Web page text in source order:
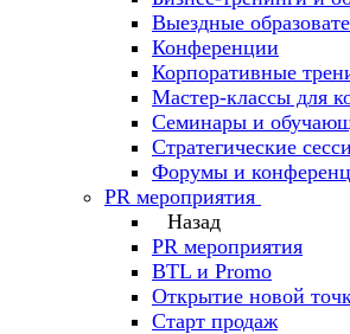
Выездные
Конференции
Корпоративные
Мастер-классы для
Семинары и
Стратегические
Форумы и
PR мероприятия
Назад
PR мероприятия
BTL и Promo
Открытие новой
Старт продаж